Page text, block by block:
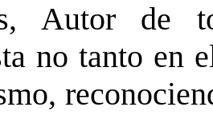
Autor de
no tanto en